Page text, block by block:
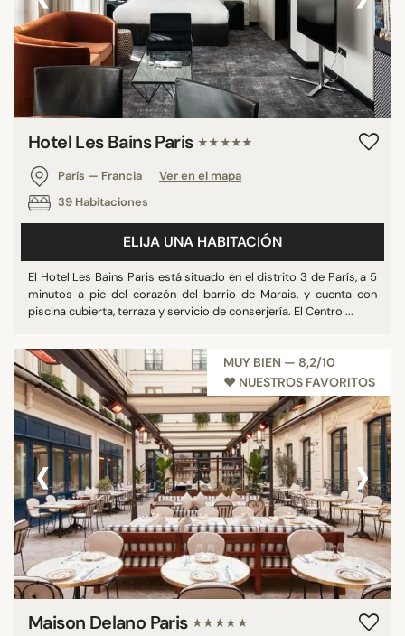
Hotel Les Bains Paris ★★★★★
París — Francia
Ver en el mapa
39 Habitaciones
ELIJA UNA HABITACIÓN
El Hotel Les Bains Paris está situado en el distrito 3 de París, a 5
minutos a pie del corazón del barrio de Marais, y cuenta con
piscina cubierta, terraza y servicio de conserjería. El Centro ...
MUY BIEN — 8,2/10
♥︎ NUESTROS FAVORITOS
‹ ›
Maison Delano Paris ★★★★★